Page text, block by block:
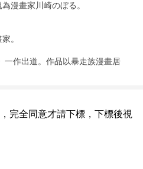
漫畫家川崎のぼる。
。
一作出道。作品以暴走族漫畫居